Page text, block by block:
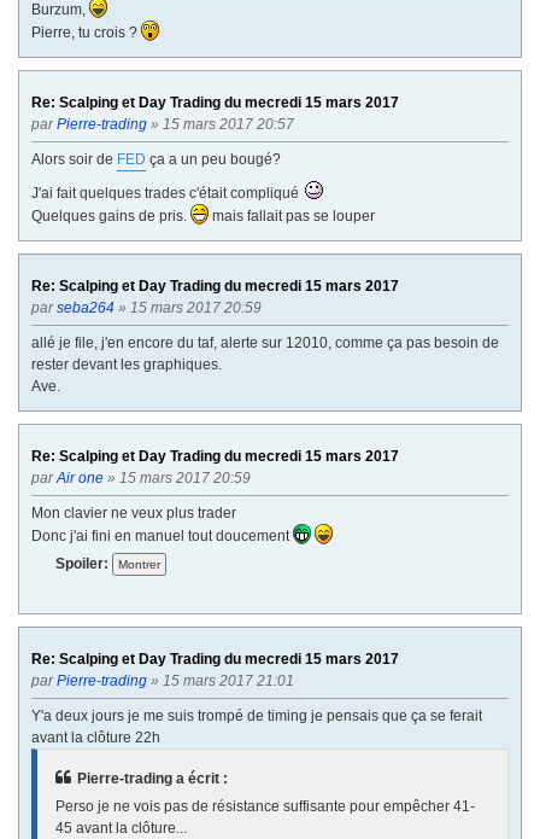
Burzum,
Pierre, tu crois ?
Re: Scalping et Day Trading du mecredi 15 mars 2017
parPierre-trading » 15 mars 2017 20:57
Alors soir de FED ça a un peu bougé?
J'ai fait quelques trades c'était compliqué
Quelques gains de pris.
mais fallait pas se louper
Re: Scalping et Day Trading du mecredi 15 mars 2017
parseba264 » 15 mars 2017 20:59
allé je file, j'en encore du taf, alerte sur 12010, comme ça pas besoin de
rester devant les graphiques.
Ave.
Re: Scalping et Day Trading du mecredi 15 mars 2017
parAir one » 15 mars 2017 20:59
Mon clavier ne veux plus trader
Donc j'ai fini en manuel tout doucement
Spoiler:
Re: Scalping et Day Trading du mecredi 15 mars 2017
parPierre-trading » 15 mars 2017 21:01
Y'a deux jours je me suis trompé de timing je pensais que ça se ferait
avant la clôture 22h
Pierre-trading a écrit :
Perso je ne vois pas de résistance suffisante pour empêcher 41-
45 avant la clôture...